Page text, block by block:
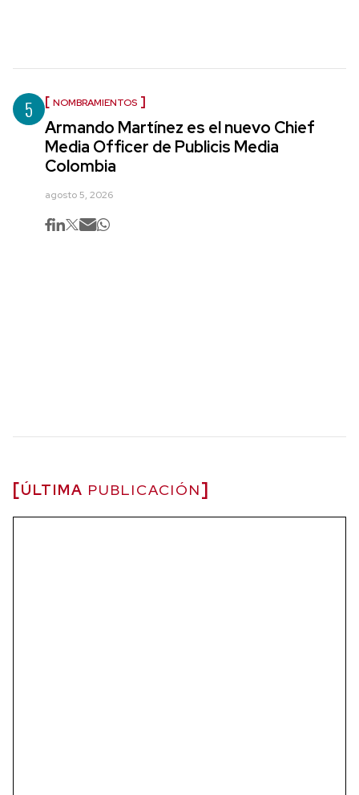
5 NOMBRAMIENTOS
Armando Martínez es el nuevo Chief
Media Officer de Publicis Media
Colombia
agosto 5, 2026
ÚLTIMA PUBLICACIÓN